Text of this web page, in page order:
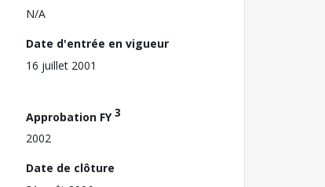
N/A
Date d'entrée en vigueur
16 juillet 2001
Approbation FY3
2002
Date de clôture